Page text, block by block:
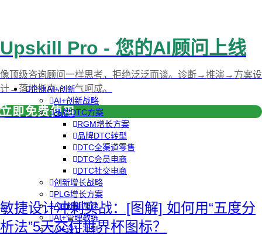
企业AI+创新
AI+创新战略
品牌DTC方案
RGM增长方案
品牌DTC转型
DTC全渠道零售
DTC会员电商
DTC社交电商
创新增长战略
PLG增长方案
AI+创新加速
AI+管理教练
AI+设计冲刺
Upskill Pro - 您的AI顾问上线
像顶级咨询顾问一样思考，拒绝泛泛而谈。诊断→推演→方案设
计→落地指南，一气呵成。
立即免费使用
敏捷设计冲刺实战：[图解] 如何用“五度分
析法”5天交付世界杯图标？